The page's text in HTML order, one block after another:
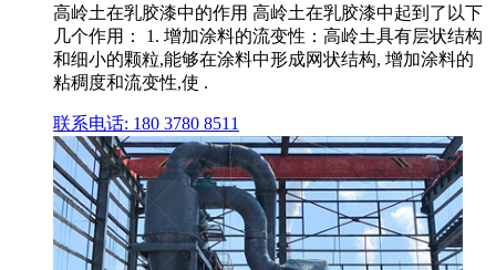
高岭土在乳胶漆中的作用 高岭土在乳胶漆中起到了以下
几个作用： 1. 增加涂料的流变性：高岭土具有层状结构
和细小的颗粒,能够在涂料中形成网状结构, 增加涂料的
粘稠度和流变性,使 .
联系电话: 180 3780 8511